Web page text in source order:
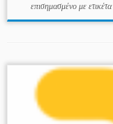
επισημασμένο με ετικέτα